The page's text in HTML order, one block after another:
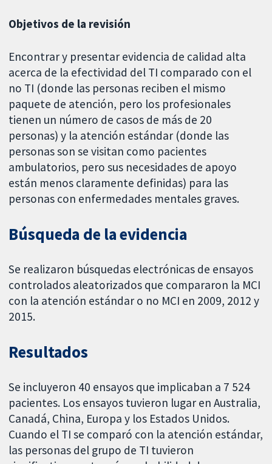
Objetivos de la revisión
Encontrar y presentar evidencia de calidad alta
acerca de la efectividad del TI comparado con el
no TI (donde las personas reciben el mismo
paquete de atención, pero los profesionales
tienen un número de casos de más de 20
personas) y la atención estándar (donde las
personas son se visitan como pacientes
ambulatorios, pero sus necesidades de apoyo
están menos claramente definidas) para las
personas con enfermedades mentales graves.
Búsqueda de la evidencia
Se realizaron búsquedas electrónicas de ensayos
controlados aleatorizados que compararon la MCI
con la atención estándar o no MCI en 2009, 2012 y
2015.
Resultados
Se incluyeron 40 ensayos que implicaban a 7 524
pacientes. Los ensayos tuvieron lugar en Australia,
Canadá, China, Europa y los Estados Unidos.
Cuando el TI se comparó con la atención estándar,
las personas del grupo de TI tuvieron